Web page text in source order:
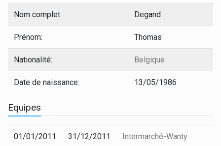
Nom complet: Degand
Prénom: Thomas
Nationalité: Belgique
Date de naissance: 13/05/1986
Equipes
01/01/2011 31/12/2011 Intermarché-Wanty